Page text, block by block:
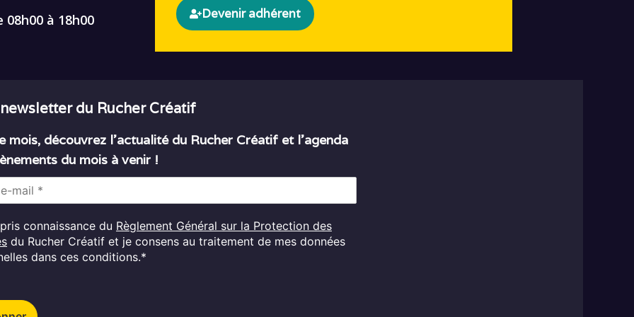
à 18h00 Devenir adhérent
du Rucher Créatif
mois, découvrez l’actualité du Rucher Créatif et l’agenda
du mois à venir !
pris connaissance du Règlement Général sur la Protection des
du Rucher Créatif et je consens au traitement de mes données
dans ces conditions.*